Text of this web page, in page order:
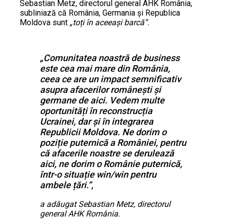
Sebastian Metz, directorul general AHK România,
subliniază că România, Germania și Republica
Moldova sunt „toți în aceeași barcă”.
„Comunitatea noastră de business
este cea mai mare din România,
ceea ce are un impact semnificativ
asupra afacerilor românești și
germane de aici. Vedem multe
oportunități în reconstrucția
Ucrainei, dar și în integrarea
Republicii Moldova. Ne dorim o
poziție puternică a României, pentru
că afacerile noastre se derulează
aici, ne dorim o Românie puternică,
într-o situație win/win pentru
ambele țări.”,
a adăugat Sebastian Metz, directorul
general AHK România.